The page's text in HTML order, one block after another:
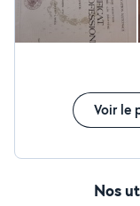
Voir le
Nos